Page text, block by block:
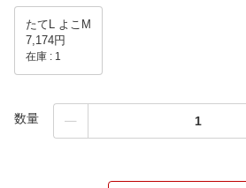
たてL よこM
7,174円
在庫 : 1
数量